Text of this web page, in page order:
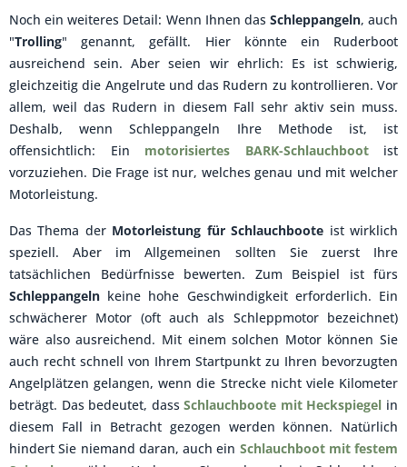
Noch ein weiteres Detail: Wenn Ihnen das Schleppangeln, auch
"Trolling" genannt, gefällt. Hier könnte ein Ruderboot
ausreichend sein. Aber seien wir ehrlich: Es ist schwierig,
gleichzeitig die Angelrute und das Rudern zu kontrollieren. Vor
allem, weil das Rudern in diesem Fall sehr aktiv sein muss.
Deshalb, wenn Schleppangeln Ihre Methode ist, ist
offensichtlich: Ein motorisiertes BARK-Schlauchbootist
vorzuziehen. Die Frage ist nur, welches genau und mit welcher
Motorleistung.
Das Thema der Motorleistung für Schlauchboote ist wirklich
speziell. Aber im Allgemeinen sollten Sie zuerst Ihre
tatsächlichen Bedürfnisse bewerten. Zum Beispiel ist fürs
Schleppangeln keine hohe Geschwindigkeit erforderlich. Ein
schwächerer Motor (oft auch als Schleppmotor bezeichnet)
wäre also ausreichend. Mit einem solchen Motor können Sie
auch recht schnell von Ihrem Startpunkt zu Ihren bevorzugten
Angelplätzen gelangen, wenn die Strecke nicht viele Kilometer
beträgt. Das bedeutet, dassSchlauchboote mit Heckspiegel in
diesem Fall in Betracht gezogen werden können. Natürlich
hindert Sie niemand daran, auch ein Schlauchboot mit festem